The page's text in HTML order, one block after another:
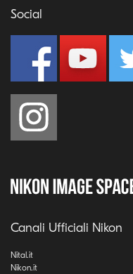
Social
Canali Ufficiali Nikon
Nital.it
Nikon.it